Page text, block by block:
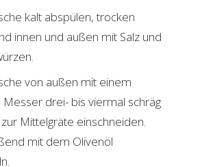
kalt abspülen, trocken
innen und außen mit Salz und
von außen mit einem
Messer drei- bis viermal schräg
Mittelgräte einschneiden.
mit dem Olivenöl